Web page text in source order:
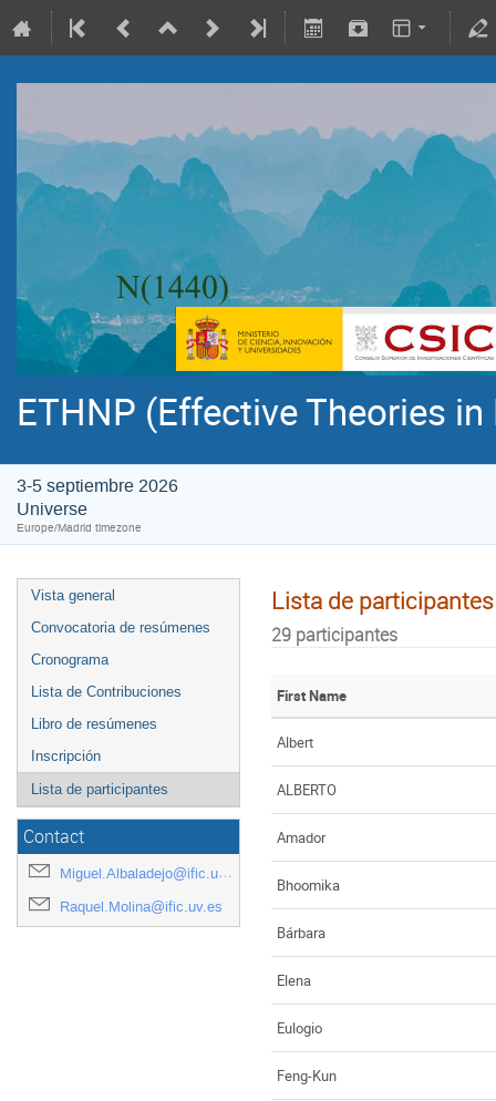
ETHNP (Effective Theories
3-5 septiembre 2026
Universe
Europe/Madrid timezone
Vista general
Convocatoria de resúmenes
Cronograma
Lista de Contribuciones
Libro de resúmenes
Inscripción
Lista de participantes
Contact
Miguel.Albaladejo@ific.uv.es
Raquel.Molina@ific.uv.es
Lista de participantes
29 participantes
First Name
Albert
ALBERTO
Amador
Bhoomika
Bárbara
Elena
Eulogio
Feng-Kun